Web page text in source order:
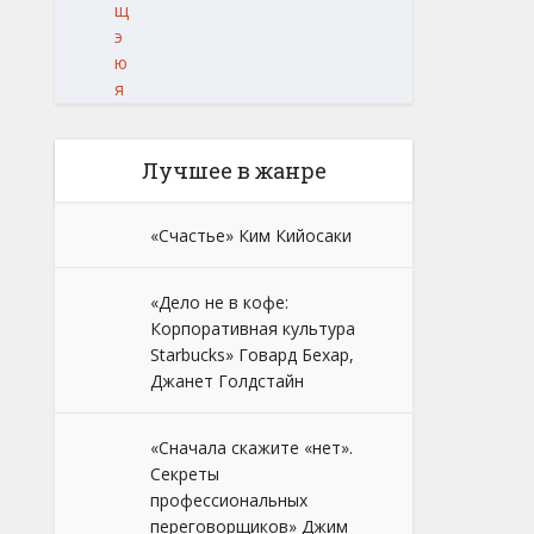
щ
э
ю
я
Лучшее в жанре
«Счастье» Ким Кийосаки
«Дело не в кофе:
Корпоративная культура
Starbucks» Говард Бехар,
Джанет Голдстайн
«Сначала скажите «нет».
Секреты
профессиональных
переговорщиков» Джим